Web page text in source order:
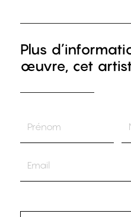
Plus
œuvre, cet